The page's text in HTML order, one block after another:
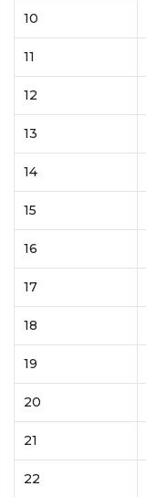
10
11
12
13
14
15
16
17
18
19
20
21
22